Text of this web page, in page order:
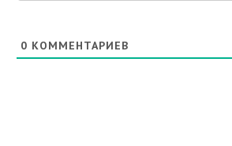
0 КОММЕНТАРИЕВ